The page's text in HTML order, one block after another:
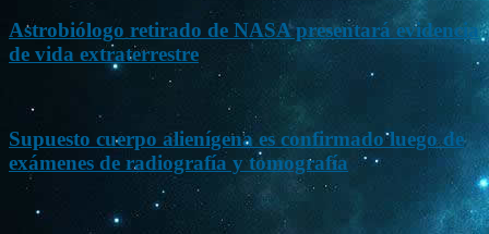
Astrobiólogo retirado de NASA presentará evidencia
de vida extraterrestre
Supuesto cuerpo alienígena es confirmado luego de
exámenes de radiografía y tomografía